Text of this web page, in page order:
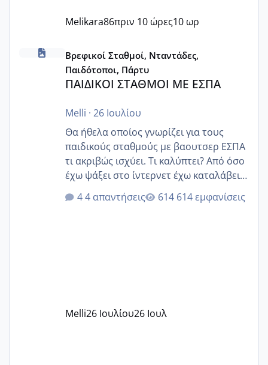
Melikara86πριν 10 ώρες10 ωρ
ΠΑΙΔΙΚΟΙ ΣΤΑΘΜΟΙ ΜΕ ΕΣΠΑ
Βρεφικοί Σταθμοί, Νταντάδες,
Παιδότοποι, Πάρτυ
ΠΑΙΔΙΚΟΙ ΣΤΑΘΜΟΙ ΜΕ ΕΣΠΑ
Melli · 26 Ιουλίου
Θα ήθελα οποίος γνωρίζει για τους
παιδικούς σταθμούς με βαουτσερ ΕΣΠΑ
τι ακριβώς ισχύει. Τι καλύπτει? Από όσο
έχω ψάξει στο ίντερνετ έχω καταλάβει
ότι το βαουτσερ καλύπτει όλα τα
δίδακτρα και τα τροφεια του ιδιωτικού
Εγώ πήγα σε έναν ιδιωτικό παιδικό στ
4 απαντήσεις 614 εμφανίσεις
Melli26 Ιουλίου26 Ιουλ